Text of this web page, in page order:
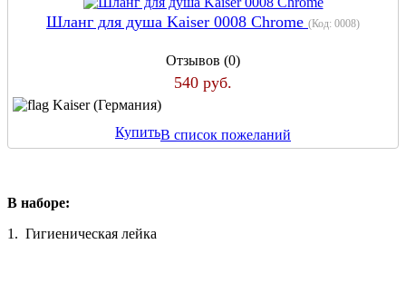
Шланг для душа Kaiser 0008 Chrome (Код: 0008)
Отзывов (0)
540 руб.
Kaiser (Германия)
КупитьВ список пожеланий
В наборе:
1. Гигиеническая лейка